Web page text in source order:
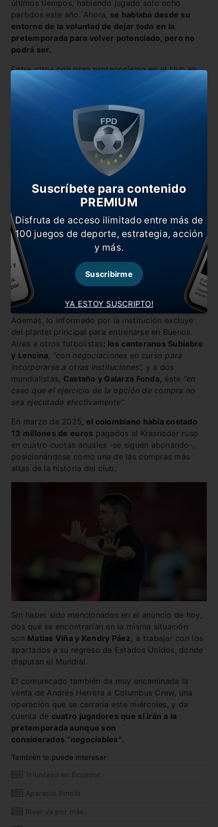
últimos tiempos, habiendo jugado solo ocho
partidos este año. Ahora, se hablaba desde su
entorno de la voluntad de dejar todo en la
pretemporada para volver potenciado, pero no
podrá ser.
Entre otros con gran protagonismo en el club en
los últimos tiempos figuranel chileno
julio de 2019 desde Al-Ahli a cambio de 4.5
millones de dólares),Bustos y Maxi Meza,
arribados en el invierno de 2024 a cambio de
cinco y dos millones respectivamente. Por último,
completa la nómina el juvenilWoiski,
siquiera debutó tras llegar libre hace un año y ser
blindado con una cláusula de 100 millones.
Además, lo informado por la institución excluye
del plantel principal para entrenarse en Buenos
Aires a otros futbolistas: los canteranos Subiabre
y Lencina, “con negociaciones en curso para
incorporarse a otras instituciones”, y a dos
mundialistas, Castaño y Galarza Fonda, éste “en
caso que el ejercicio de la opción de compra no
sea ejecutada efectivamente”.
En marzo de 2025, el colombiano había costado
13 millones de euros pagados al Krasnodar ruso
en cuatro cuotas anuales -se siguen abonando-,
posicionándose como una de las compras más
altas de la historia del club.
Sin haber sido mencionados en el anuncio de hoy,
dos que se encontrarían en la misma situación
son Matías Viña y Kendry Páez, a trabajar con los
apartados a su regreso de Estados Unidos, donde
disputan el Mundial.
El comunicado también da muy encaminada la
venta de Andrés Herrera a Columbus Crew, una
operación que se cerraría este miércoles, y da
cuenta de cuatro jugadores que sí irán a la
pretemporada aunque son
considerados “negociables”.
También te puede interesar
Triunfazo en Ecuador
Apareció Pinola
River va por más
YA ESTOY SUSCRIPTO!
Suscríbete para contenido
PREMIUM
Disfruta de acceso ilimitado entre más de
100 juegos de deporte, estrategia, acción
y más.
Suscribirme